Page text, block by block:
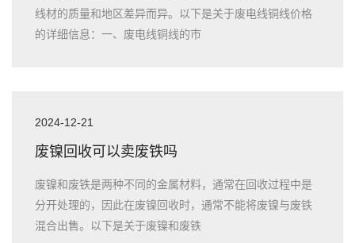
线材的质量和地区差异而异。以下是关于废电线铜线价格
的详细信息：一、废电线铜线的市
2024-12-21
废镍回收可以卖废铁吗
废镍和废铁是两种不同的金属材料，通常在回收过程中是
分开处理的，因此在废镍回收时，通常不能将废镍与废铁
混合出售。以下是关于废镍和废铁